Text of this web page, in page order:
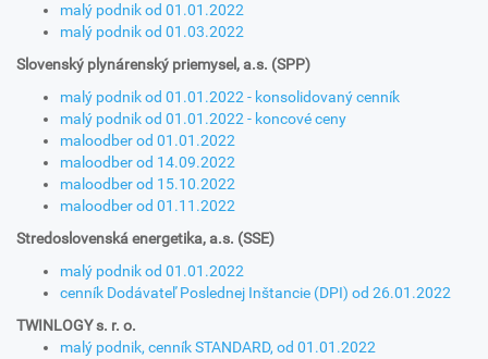
malý podnik od 01.01.2022
malý podnik od 01.03.2022
Slovenský plynárenský priemysel, a.s. (SPP)
malý podnik od 01.01.2022 - konsolidovaný cenník
malý podnik od 01.01.2022 - koncové ceny
maloodber od 01.01.2022
maloodber od 14.09.2022
maloodber od 15.10.2022
maloodber od 01.11.2022
Stredoslovenská energetika, a.s. (SSE)
malý podnik od 01.01.2022
cenník Dodávateľ Poslednej Inštancie (DPI) od 26.01.2022
TWINLOGY s. r. o.
malý podnik, cenník STANDARD, od 01.01.2022